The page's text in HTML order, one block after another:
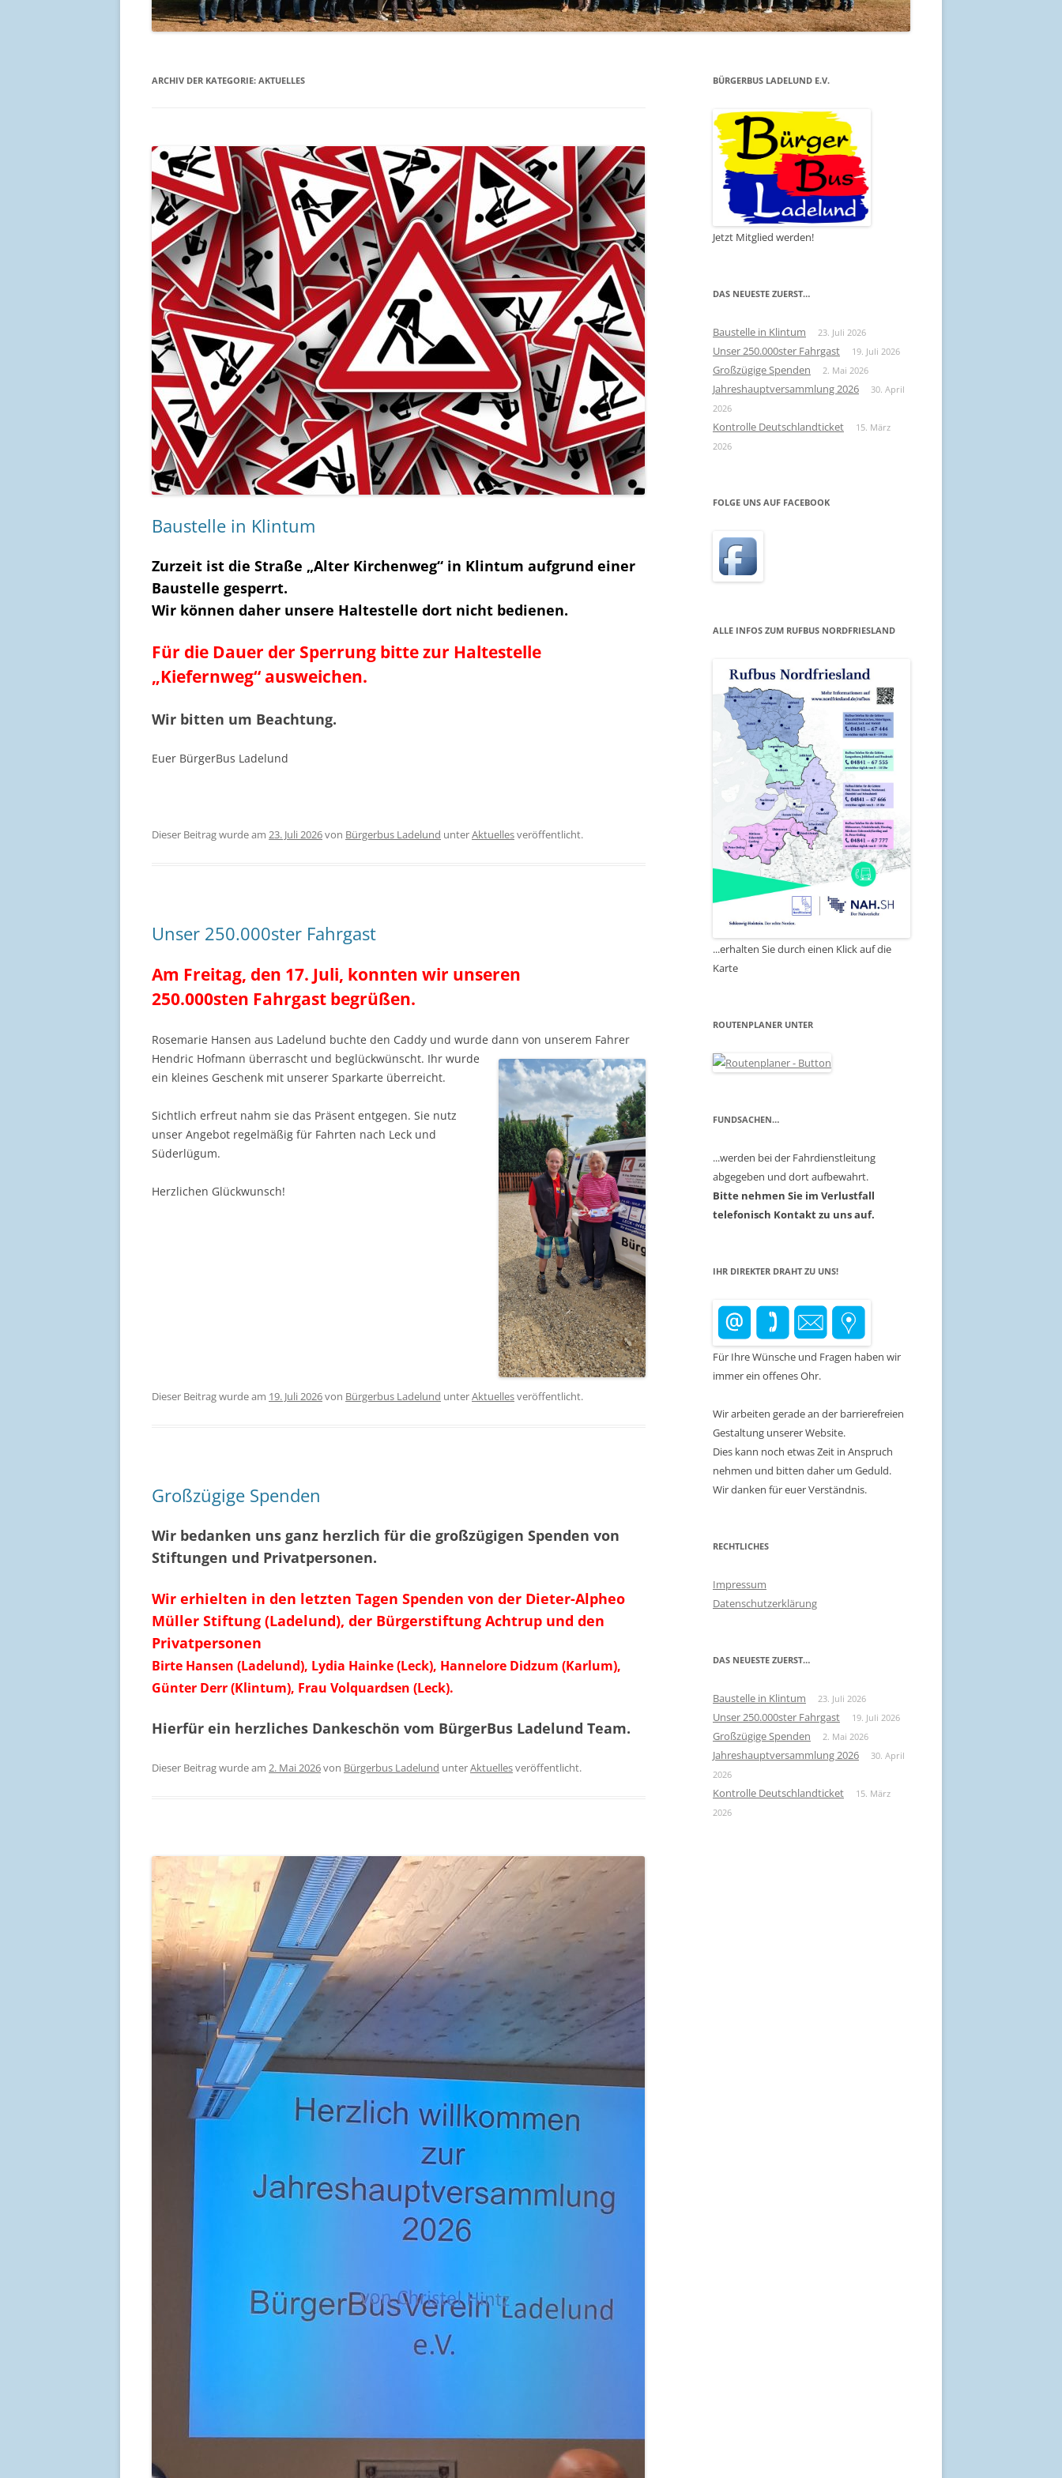
ARCHIV DER KATEGORIE: AKTUELLES
Baustelle in Klintum
Zurzeit ist die Straße „Alter Kirchenweg“ in Klintum aufgrund einer
Baustelle gesperrt.
Wir können daher unsere Haltestelle dort nicht bedienen.
Für die Dauer der Sperrung bitte zur Haltestelle
„Kiefernweg“ ausweichen.
Wir bitten um Beachtung.
Euer BürgerBus Ladelund
Dieser Beitrag wurde am 23. Juli 2026von Bürgerbus Ladelund unterAktuellesveröffentlicht.
Unser 250.000ster Fahrgast
Am Freitag, den 17. Juli, konnten wir unseren
250.000sten Fahrgast begrüßen.
Rosemarie Hansen aus Ladelund buchte den Caddy und wurde dann von unserem Fahrer
Hendric Hofmann überrascht und beglückwünscht. Ihr wurde
ein kleines Geschenk mit unserer Sparkarte überreicht.
Sichtlich erfreut nahm sie das Präsent entgegen. Sie nutz
unser Angebot regelmäßig für Fahrten nach Leck und
Süderlügum.
Herzlichen Glückwunsch!
Dieser Beitrag wurde am 19. Juli 2026von Bürgerbus Ladelund unterAktuellesveröffentlicht.
Großzügige Spenden
Wir bedanken uns ganz herzlich für die großzügigen Spenden von
Stiftungen und Privatpersonen.
Wir erhielten in den letzten Tagen Spenden von der Dieter-Alpheo
Müller Stiftung (Ladelund), der Bürgerstiftung Achtrup und den
Privatpersonen
Birte Hansen (Ladelund), Lydia Hainke (Leck), Hannelore Didzum (Karlum),
Günter Derr (Klintum), Frau Volquardsen (Leck).
Hierfür ein herzliches Dankeschön vom BürgerBus Ladelund Team.
Dieser Beitrag wurde am 2. Mai 2026von Bürgerbus Ladelund unterAktuellesveröffentlicht.
BÜRGERBUS LADELUND E.V.
Jetzt Mitglied werden!
DAS NEUESTE ZUERST…
Baustelle in Klintum 23. Juli 2026
Unser 250.000ster Fahrgast 19. Juli 2026
Großzügige Spenden 2. Mai 2026
Jahreshauptversammlung 2026
30. April
2026
Kontrolle Deutschlandticket
15. März
2026
FOLGE UNS AUF FACEBOOK
ALLE INFOS ZUM RUFBUS NORDFRIESLAND
...erhalten Sie durch einen Klick auf die
Karte
ROUTENPLANER UNTER
FUNDSACHEN…
...werden bei der Fahrdienstleitung
abgegeben und dort aufbewahrt.
Bitte nehmen Sie im Verlustfall
telefonisch Kontakt zu uns auf.
IHR DIREKTER DRAHT ZU UNS!
Für Ihre Wünsche und Fragen haben wir
immer ein offenes Ohr.
Wir arbeiten gerade an der barrierefreien
Gestaltung unserer Website.
Dies kann noch etwas Zeit in Anspruch
nehmen und bitten daher um Geduld.
Wir danken für euer Verständnis.
RECHTLICHES
Impressum
Datenschutzerklärung
DAS NEUESTE ZUERST…
Baustelle in Klintum 23. Juli 2026
Unser 250.000ster Fahrgast 19. Juli 2026
Großzügige Spenden 2. Mai 2026
Jahreshauptversammlung 2026
30. April
2026
Kontrolle Deutschlandticket
15. März
2026